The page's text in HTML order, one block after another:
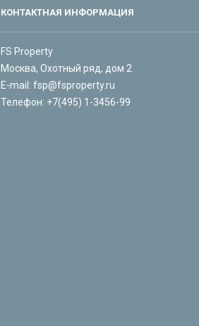
КОНТАКТНАЯ ИНФОРМАЦИЯ
FS Property
Москва, Охотный ряд, дом 2
E-mail: fsp@fsproperty.ru
Телефон: +7(495) 1-3456-99